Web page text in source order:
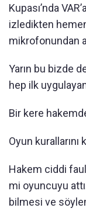
Kupası’nda
izledikten
mikrofonundan
Yarın bu bizde
hep ilk
Bir kere
Oyun
Hakem ciddi
mi oyuncuyu
bilmesi ve